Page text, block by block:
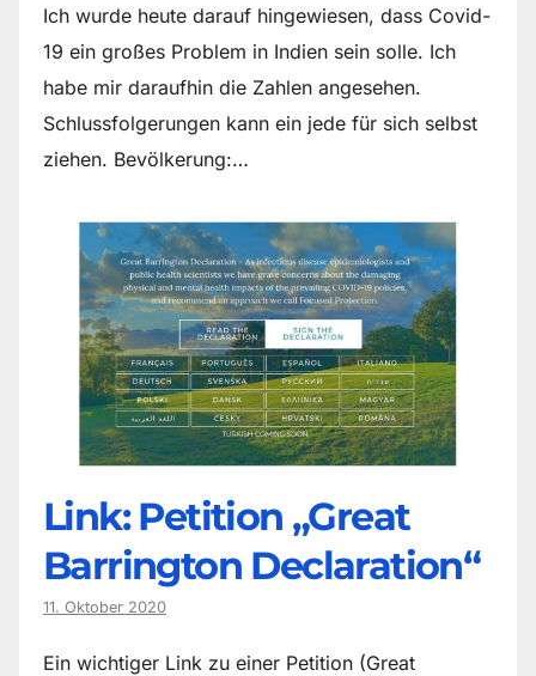
Ich wurde heute darauf hingewiesen, dass Covid-
19 ein großes Problem in Indien sein solle. Ich
habe mir daraufhin die Zahlen angesehen.
Schlussfolgerungen kann ein jede für sich selbst
ziehen. Bevölkerung:…
Link: Petition „Great
Barrington Declaration“
11. Oktober 2020
Ein wichtiger Link zu einer Petition (Great